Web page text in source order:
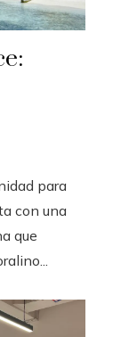
para
con una
que